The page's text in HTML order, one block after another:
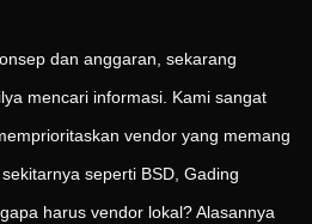
dan anggaran, sekarang
mencari informasi. Kami sangat
vendor yang memang
seperti BSD, Gading
harus vendor lokal? Alasannya